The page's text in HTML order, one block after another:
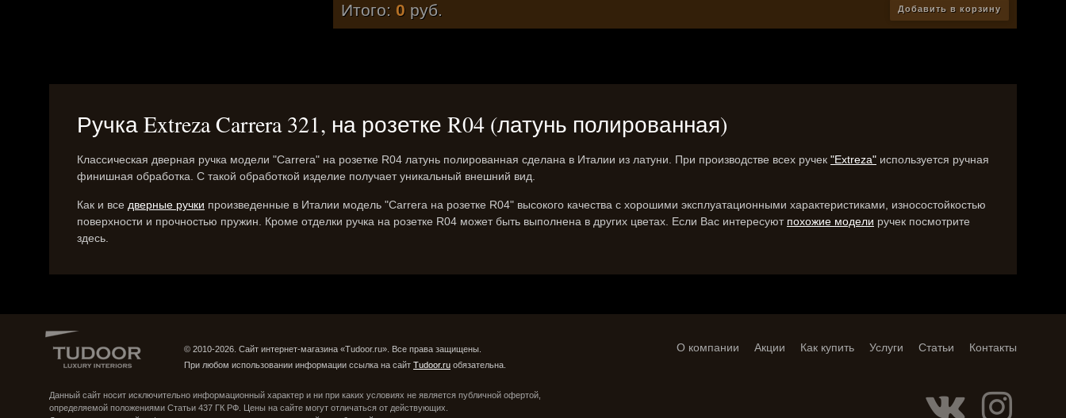
Итого: 0 руб. Добавить в корзину
Ручка Extreza Carrera 321, на розетке R04 (латунь полированная)
Классическая дверная ручка модели "Carrera" на розетке R04 латунь полированная сделана в Италии из латуни. При производстве всех ручек "Extreza" используется ручная
финишная обработка. С такой обработкой изделие получает уникальный внешний вид.
Как и все дверные ручки произведенные в Италии модель "Carrera на розетке R04" высокого качества с хорошими эксплуатационными характеристиками, износостойкостью
поверхности и прочностью пружин. Кроме отделки ручка на розетке R04 может быть выполнена в других цветах. Если Вас интересуют похожие модели ручек посмотрите
здесь.
О компании Акции Как купить Услуги Статьи Контакты
© 2010-2026. Сайт интернет-магазина «Tudoor.ru». Все права защищены.
При любом использовании информации ссылка на сайт Tudoor.ru обязательна.
Данный сайт носит исключительно информационный характер и ни при каких условиях не является публичной офертой,
определяемой положениями Статьи 437 ГК РФ. Цены на сайте могут отличаться от действующих.
Группа ВКонтактеСтраница в Instagram